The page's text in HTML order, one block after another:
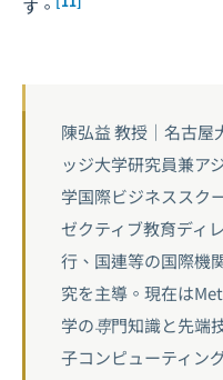
す。
陳弘益 教授｜名古屋
ッジ大学研究員兼ア
学国際ビジネススク
ゼクティブ教育ディ
行、国連等の国際機
究を主導。現在は
学の専門知識と先端
子コンピューティン